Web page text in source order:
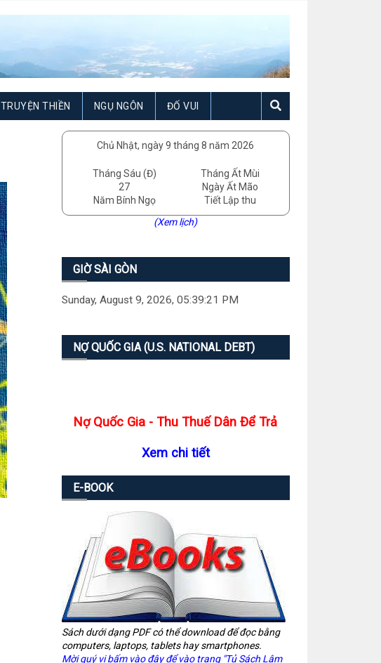
TRUYỆN THIỀN NGỤ NGÔN ĐỐ VUI
Chủ Nhật, ngày 9 tháng 8 năm 2026
Tháng Sáu (Đ)
27
Năm Bính Ngọ
Tháng Ất Mùi
Ngày Ất Mão
Tiết Lập thu
(Xem lịch)
GIỜ SÀI GÒN
Sunday, August 9, 2026, 05:39:23 PM
NỢ QUỐC GIA (U.S. NATIONAL DEBT)
Nợ Quốc Gia - Thu Thuế Dân Để Trả
Xem chi tiết
E-BOOK
Sách dưới dạng PDF có thể download để đọc bằng
computers, laptops, tablets hay smartphones.
Mời quý vị bấm vào đây để vào trang "Tủ Sách Lâm